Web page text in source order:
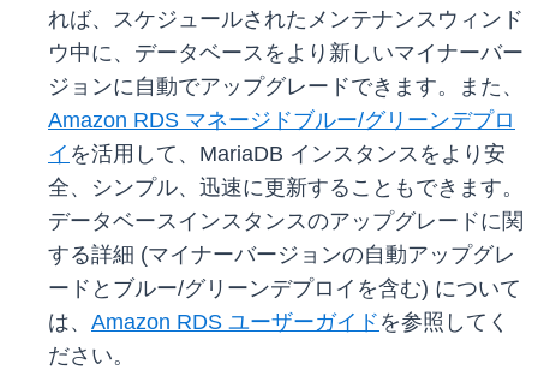
れば、スケジュールされたメンテナンスウィンド
ウ中に、データベースをより新しいマイナーバー
ジョンに自動でアップグレードできます。また、
Amazon RDS マネージドブルー/グリーンデプロ
イ を活用して、MariaDB インスタンスをより安
全、シンプル、迅速に更新することもできます。
データベースインスタンスのアップグレードに関
する詳細 (マイナーバージョンの自動アップグレ
ードとブルー/グリーンデプロイを含む) について
は、 Amazon RDS ユーザーガイド を参照してく
ださい。